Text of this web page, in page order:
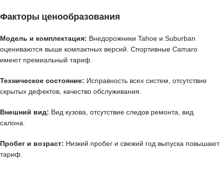
Факторы ценообразования
Модель и комплектация: Внедорожники Tahoe и Suburban
оцениваются выше компактных версий. Спортивные Camaro
имеют премиальный тариф.
Техническое состояние: Исправность всех систем, отсутствие
скрытых дефектов, качество обслуживания.
Внешний вид: Вид кузова, отсутствие следов ремонта, вид
салона.
Пробег и возраст: Низкий пробег и свежий год выпуска повышают
тариф.